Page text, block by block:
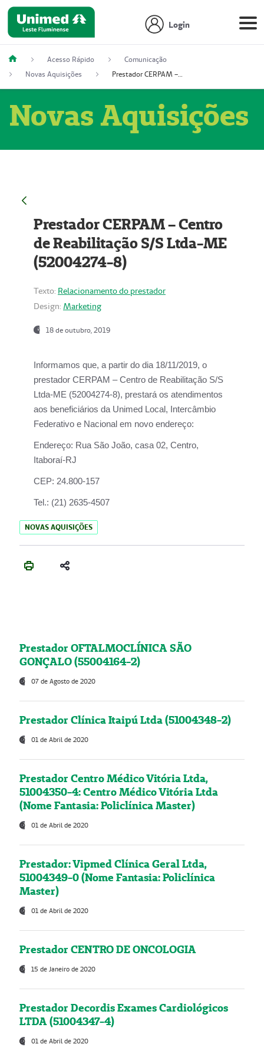
Login
Acesso Rápido
Comunicação
Novas Aquisições
Prestador CERPAM – Centro de Reabilitação S/S Ltda-ME (52004274-8)
Novas Aquisições
Prestador CERPAM – Centro
de Reabilitação S/S Ltda-ME
(52004274-8)
Texto: Relacionamento do prestador
Design: Marketing
18 de outubro, 2019
Informamos que, a partir do dia 18/11/2019, o
prestador CERPAM – Centro de Reabilitação S/S
Ltda-ME (52004274-8), prestará os atendimentos
aos beneficiários da Unimed Local, Intercâmbio
Federativo e Nacional em novo endereço:
Endereço: Rua São João, casa 02, Centro,
Itaboraí-RJ
CEP: 24.800-157
Tel.: (21) 2635-4507
NOVAS AQUISIÇÕES
Prestador OFTALMOCLÍNICA SÃO
GONÇALO (55004164-2)
07 de Agosto de 2020
Prestador Clínica Itaipú Ltda (51004348-2)
01 de Abril de 2020
Prestador Centro Médico Vitória Ltda,
51004350-4: Centro Médico Vitória Ltda
(Nome Fantasia: Policlínica Master)
01 de Abril de 2020
Prestador: Vipmed Clínica Geral Ltda,
51004349-0 (Nome Fantasia: Policlínica
Master)
01 de Abril de 2020
Prestador CENTRO DE ONCOLOGIA
15 de Janeiro de 2020
Prestador Decordis Exames Cardiológicos
LTDA (51004347-4)
01 de Abril de 2020